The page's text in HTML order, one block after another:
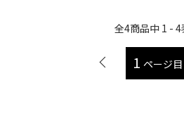
全4商品中 1 - 4
1 ページ目